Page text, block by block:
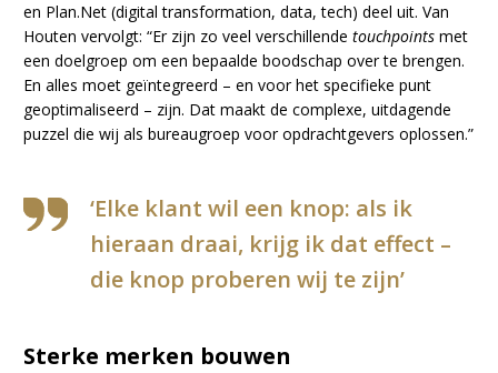
en Plan.Net (digital transformation, data, tech) deel uit. Van
Houten vervolgt: “Er zijn zo veel verschillendetouchpoints met
een doelgroep om een bepaalde boodschap over te brengen.
En alles moet geïntegreerd – en voor het specifieke punt
geoptimaliseerd – zijn. Dat maakt de complexe, uitdagende
puzzel die wij als bureaugroep voor opdrachtgevers oplossen.”
‘Elke klant wil een knop: als ik
hieraan draai, krijg ik dat effect –
die knop proberen wij te zijn’
Sterke merken bouwen